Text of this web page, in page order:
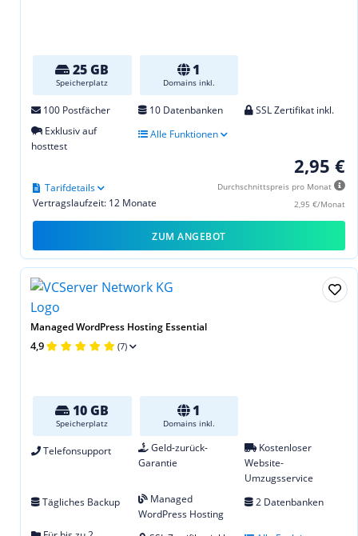
25 GB
Speicherplatz
1
Domains inkl.
100 Postfächer 10 Datenbanken
SSL Zertifikat inkl.
Exklusiv auf
hosttest
Alle Funktionen
2,95 €
Durchschnittspreis pro Monat
2,95 €/Monat
Vertragslaufzeit: 12 Monate
Tarifdetails
ZUM ANGEBOT
Managed WordPress Hosting Essential
4,9 (7)
10 GB
Speicherplatz
1
Domains inkl.
Telefonsupport
Geld-zurück-
Garantie
Kostenloser
Website-
Umzugsservice
Tägliches Backup
Managed
WordPress Hosting
2 Datenbanken